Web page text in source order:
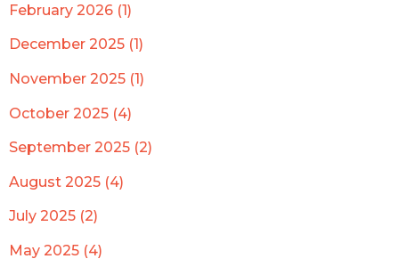
February 2026 (1)
December 2025 (1)
November 2025 (1)
October 2025 (4)
September 2025 (2)
August 2025 (4)
July 2025 (2)
May 2025 (4)